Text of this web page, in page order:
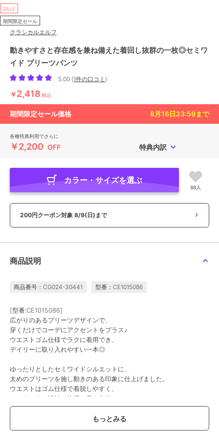
SALE
期間限定セール
クラシカルエルフ
動きやすさと存在感を兼ね備えた着回し抜群の一枚◎セミワ
イド プリーツパンツ
5.00 (1件の口コミ )
￥2,418 税込
期間限定セール価格 8月16日23:59まで
各種特典利用でさらに
￥2,200 OFF 特典内訳
カラー・サイズを選ぶ
88人
200円クーポン対象 8/9(日)まで
商品説明
商品番号：CG024-30441 型番：CE1015086
[型番:CE1015086]
広がりのあるプリーツデザインで、
穿くだけでコーデにアクセントをプラス♪
ウエストゴム仕様でラクに着用でき、
デイリーに取り入れやすい一本◎
ゆったりとしたセミワイドシルエットに、
太めのプリーツを施し動きのある印象に仕上げました。
ウエストはゴム仕様で着脱しやすく、
ゆとりのある設計で快適な穿き心地♪
カラーバリエーションも豊富で、スタイリングの幅が広がる一枚◎
■point